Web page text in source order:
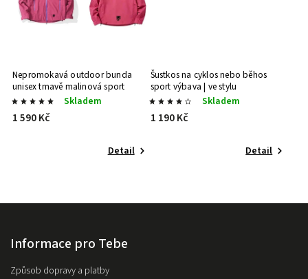
Nepromokavá outdoor bunda
unisex tmavě malinovásport
výbava | ve styluSkladem
1 590 Kč
Detail
Šustkos na cyklos nebo běhos
sport výbava | ve stylu
Skladem
1 190 Kč
Detail
Informace pro Tebe
Způsob dopravy a platby